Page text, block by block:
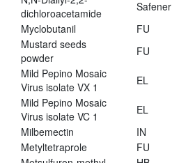
dichloroacetamide
Safener
Myclobutanil
FU
Mustard seeds
powder
FU
Mild Pepino Mosaic
Virus isolate VX 1
EL
Mild Pepino Mosaic
Virus isolate VC 1
EL
Milbemectin
IN
Metyltetraprole
FU